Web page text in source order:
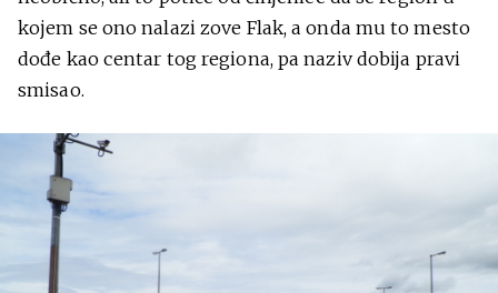
kojem se ono nalazi zove Flak, a onda mu to mesto
dođe kao centar tog regiona, pa naziv dobija pravi
smisao.